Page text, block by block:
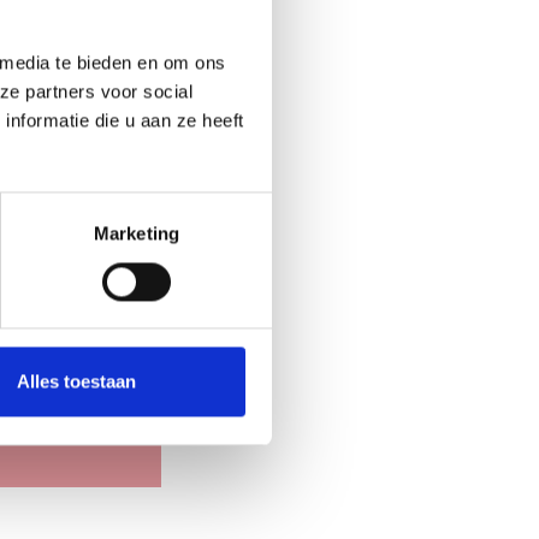
te bieden en om ons
partners voor social
die u aan ze heeft
Marketing
Alles toestaan